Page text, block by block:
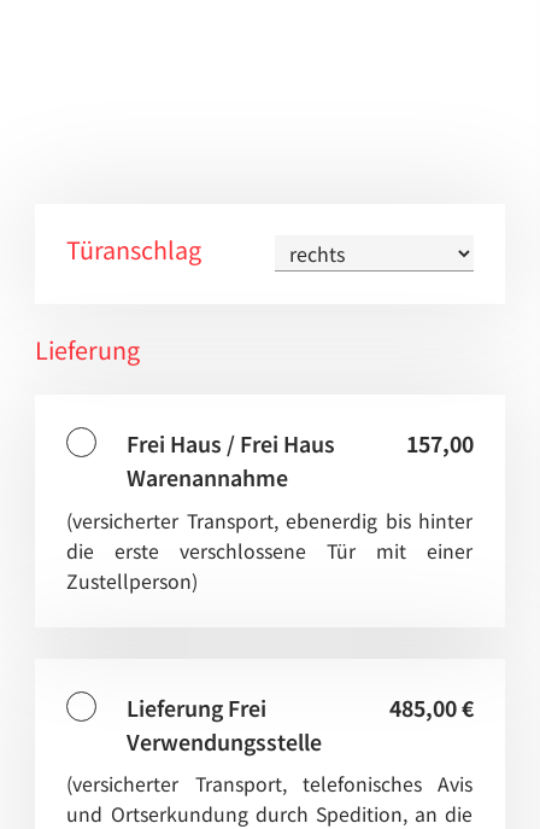
Türanschlag
Lieferung
Frei Haus / Frei Haus
Warenannahme
(versicherter Transport, ebenerdig bis hinter
die erste verschlossene Tür mit einer
Zustellperson)
157,00
Lieferung Frei
Verwendungsstelle
(versicherter Transport, telefonisches Avis
und Ortserkundung durch Spedition, an die
485,00 €